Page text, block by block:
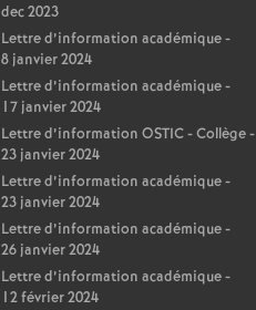
dec 2023
Lettre d’information académique -
8 janvier 2024
Lettre d’information académique -
17 janvier 2024
Lettre d’information OSTIC - Collège -
23 janvier 2024
Lettre d’information académique -
23 janvier 2024
Lettre d’information académique -
26 janvier 2024
Lettre d’information académique -
12 février 2024